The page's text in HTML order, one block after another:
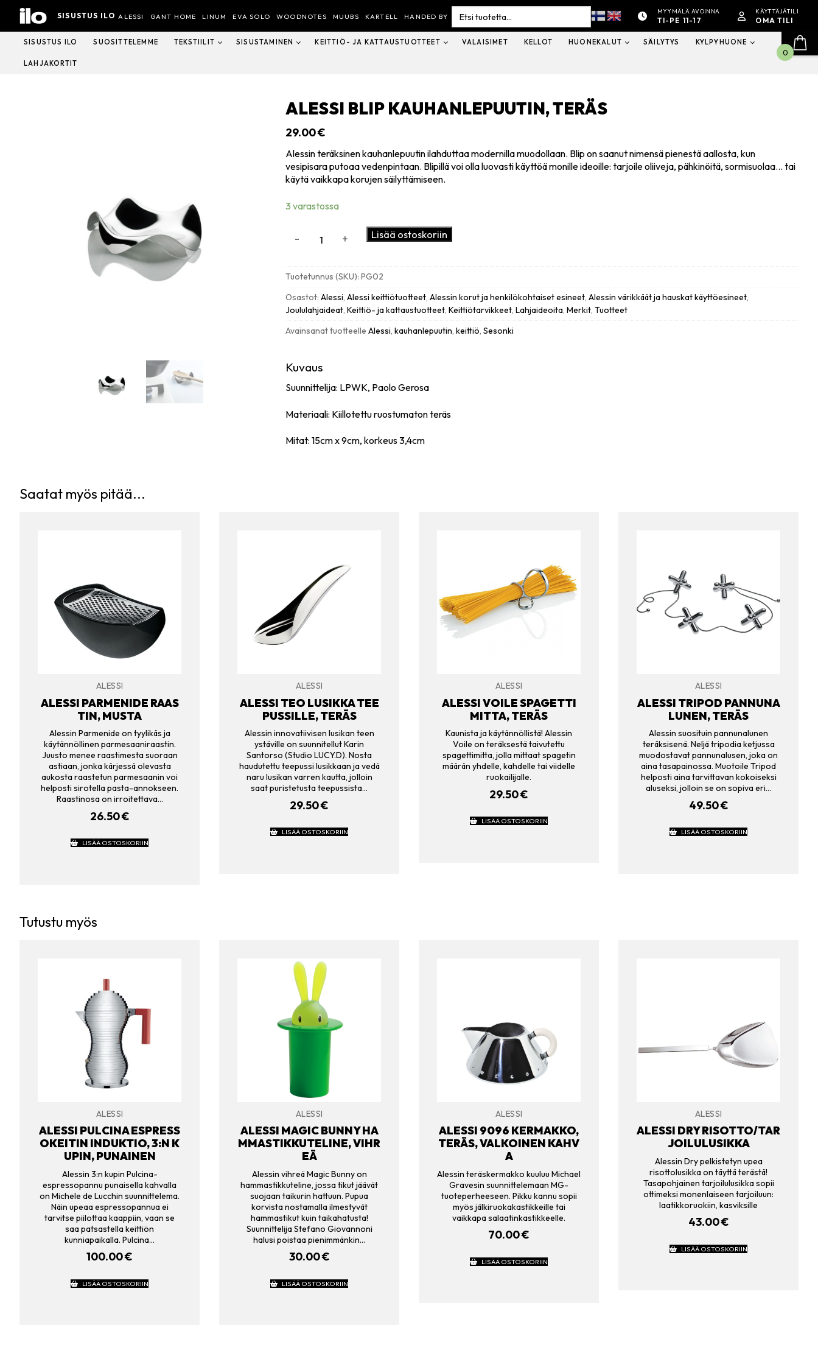
Hyppää
sisältöön
SISUSTUS ILO ALESSI GANT HOME LINUM EVA SOLO WOODNOTES MUUBS KARTELL HANDED BY
Search
for:
MYYMÄLÄ AVOINNA
TI-PE 11-17
KÄYTTÄJÄTILI
OMA TILI
SISUSTUS ILO SUOSITTELEMME TEKSTIILIT SISUSTAMINEN KEITTIÖ- JA KATTAUSTUOTTEET VALAISIMET KELLOT HUONEKALUT SÄILYTYS KYLPYHUONE
LAHJAKORTIT
ALESSI BLIP KAUHANLEPUUTIN, TERÄS
29.00€
Alessin teräksinen kauhanlepuutin ilahduttaa modernilla muodollaan. Blip on saanut nimensä pienestä aallosta, kun
vesipisara putoaa vedenpintaan. Blipillä voi olla luovasti käyttöä monille ideoille: tarjoile oliiveja, pähkinöitä, sormisuolaa… tai
käytä vaikkapa korujen säilyttämiseen.
3 varastossa
määrä
- + Lisää ostoskoriin
Tuotetunnus (SKU):PG02
Osastot:Alessi,Alessi keittiötuotteet,Alessin korut ja henkilökohtaiset esineet,Alessin värikkäät ja hauskat käyttöesineet,
Joululahjaideat,Keittiö- ja kattaustuotteet,Keittiötarvikkeet,Lahjaideoita,Merkit,Tuotteet
Avainsanat tuotteelleAlessi,kauhanlepuutin,keittiö,Sesonki
Kuvaus
Suunnittelija: LPWK, Paolo Gerosa
Materiaali: Kiillotettu ruostumaton teräs
Mitat: 15cm x 9cm, korkeus 3,4cm
Saatat myös pitää...
ALESSI
ALESSI PARMENIDE RAAS
TIN, MUSTA
Alessin Parmenide on tyylikäs ja
käytännöllinen parmesaaniraastin.
Juusto menee raastimesta suoraan
astiaan, jonka kärjessä olevasta
aukosta raastetun parmesaanin voi
helposti sirotella pasta-annokseen.
Raastinosa on irroitettava…
26.50€
LISÄÄ OSTOSKORIIN
ALESSI
ALESSI TEO LUSIKKA TEE
PUSSILLE, TERÄS
Alessin innovatiivisen lusikan teen
ystäville on suunnitellut Karin
Santorso (Studio LUCY.D). Nosta
haudutettu teepussi lusikkaan ja vedä
naru lusikan varren kautta, jolloin
saat puristetusta teepussista…
29.50€
LISÄÄ OSTOSKORIIN
ALESSI
ALESSI VOILE SPAGETTI
MITTA, TERÄS
Kaunista ja käytännöllistä! Alessin
Voile on teräksestä taivutettu
spagettimitta, jolla mittaat spagetin
määrän yhdelle, kahdelle tai viidelle
ruokailijalle.
29.50€
LISÄÄ OSTOSKORIIN
ALESSI
ALESSI TRIPOD PANNUNA
LUNEN, TERÄS
Alessin suosituin pannunalunen
teräksisenä. Neljä tripodia ketjussa
muodostavat pannunalusen, joka on
aina tasapainossa. Muotoile Tripod
helposti aina tarvittavan kokoiseksi
aluseksi, jolloin se on sopiva eri…
49.50€
LISÄÄ OSTOSKORIIN
Tutustu myös
ALESSI
ALESSI PULCINA ESPRESS
OKEITIN INDUKTIO, 3:N K
UPIN, PUNAINEN
Alessin 3:n kupin Pulcina-
espressopannu punaisella kahvalla
on Michele de Lucchin suunnittelema.
Näin upeaa espressopannua ei
tarvitse piilottaa kaappiin, vaan se
saa patsastella keittiön
kunniapaikalla. Pulcina…
100.00€
LISÄÄ OSTOSKORIIN
ALESSI
ALESSI MAGIC BUNNY HA
MMASTIKKUTELINE, VIHR
EÄ
Alessin vihreä Magic Bunny on
hammastikkuteline, jossa tikut jäävät
suojaan taikurin hattuun. Pupua
korvista nostamalla ilmestyvät
hammastikut kuin taikahatusta!
Suunnittelija Stefano Giovannoni
halusi poistaa pienimmänkin…
30.00€
LISÄÄ OSTOSKORIIN
ALESSI
ALESSI 9096 KERMAKKO,
TERÄS, VALKOINEN KAHV
A
Alessin teräskermakko kuuluu Michael
Gravesin suunnittelemaan MG-
tuoteperheeseen. Pikku kannu sopii
myös jälkiruokakastikkeille tai
vaikkapa salaatinkastikkeelle.
70.00€
LISÄÄ OSTOSKORIIN
ALESSI
ALESSI DRY RISOTTO/TAR
JOILULUSIKKA
Alessin Dry pelkistetyn upea
risottolusikka on täyttä terästä!
Tasapohjainen tarjoilulusikka sopii
ottimeksi monenlaiseen tarjoiluun:
laatikkoruokiin, kasviksille
43.00€
LISÄÄ OSTOSKORIIN
0